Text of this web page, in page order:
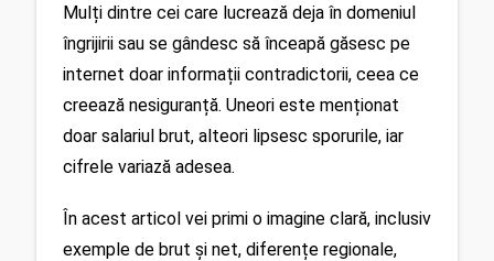
Mulți dintre cei care lucrează deja în domeniul
îngrijirii sau se gândesc să înceapă găsesc pe
internet doar informații contradictorii, ceea ce
creează nesiguranță. Uneori este menționat
doar salariul brut, alteori lipsesc sporurile, iar
cifrele variază adesea.
În acest articol vei primi o imagine clară, inclusiv
exemple de brut și net, diferențe regionale,